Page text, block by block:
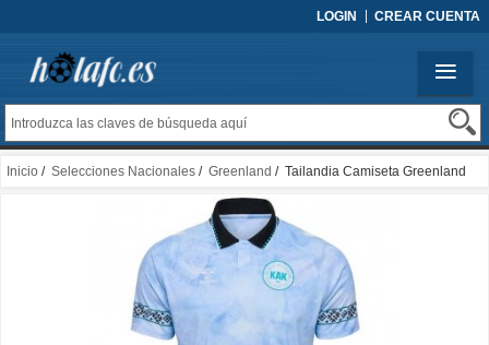
LOGIN CREAR CUENTA
Inicio / Selecciones Nacionales / Greenland / Tailandia Camiseta Greenland